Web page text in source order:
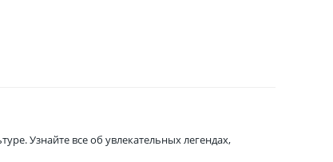
Узнайте все об увлекательных легендах,